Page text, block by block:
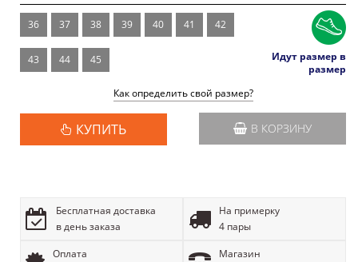
36 37 38 39 40 41 42
43 44 45
Идут размер в
размер
Как определить свой размер?
КУПИТЬ В КОРЗИНУ
Бесплатная доставка
в день заказа
На примерку
4 пары
Оплата
Магазин